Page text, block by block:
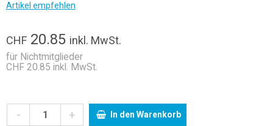
Artikel empfehlen
CHF 20.85 inkl. MwSt.
für Nichtmitglieder
CHF 20.85 inkl. MwSt.
- + In den Warenkorb